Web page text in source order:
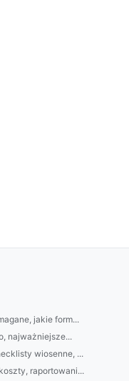
jakie form...
najważniejsze...
wiosenne, ...
raportowani...